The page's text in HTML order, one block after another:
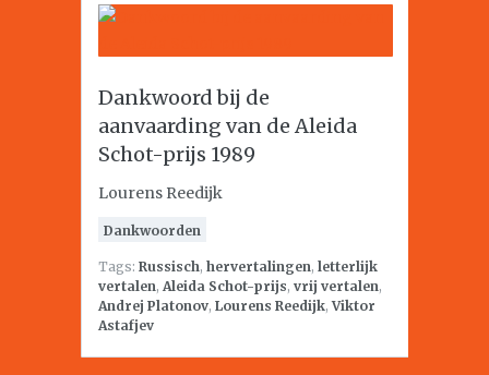
Dankwoord bij de
aanvaarding van de Aleida
Schot-prijs 1989
Lourens Reedijk
Dankwoorden
Tags: Russisch, hervertalingen, letterlijk
vertalen, Aleida Schot-prijs, vrij vertalen,
Andrej Platonov, Lourens Reedijk,Viktor
Astafjev